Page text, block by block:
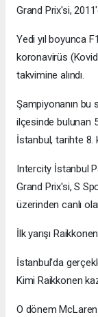
Grand Prix'si,
Yedi yıl boyunca
koronavirüs
takvimine alındı.
Şampiyonanın bu
ilçesinde bulunan
İstanbul, tarihte 8.
Intercity İstanbul
Grand Prix'si, S
üzerinden canlı
İlk yarışı
İstanbul'da
Kimi Raikkonen
O dönem McLaren